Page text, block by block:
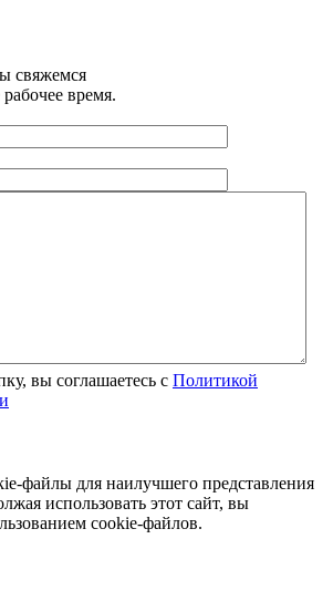
свяжемся
время.
вы соглашаетесь с Политикой
файлы для наилучшего представления
использовать этот сайт, вы
cookie-файлов.